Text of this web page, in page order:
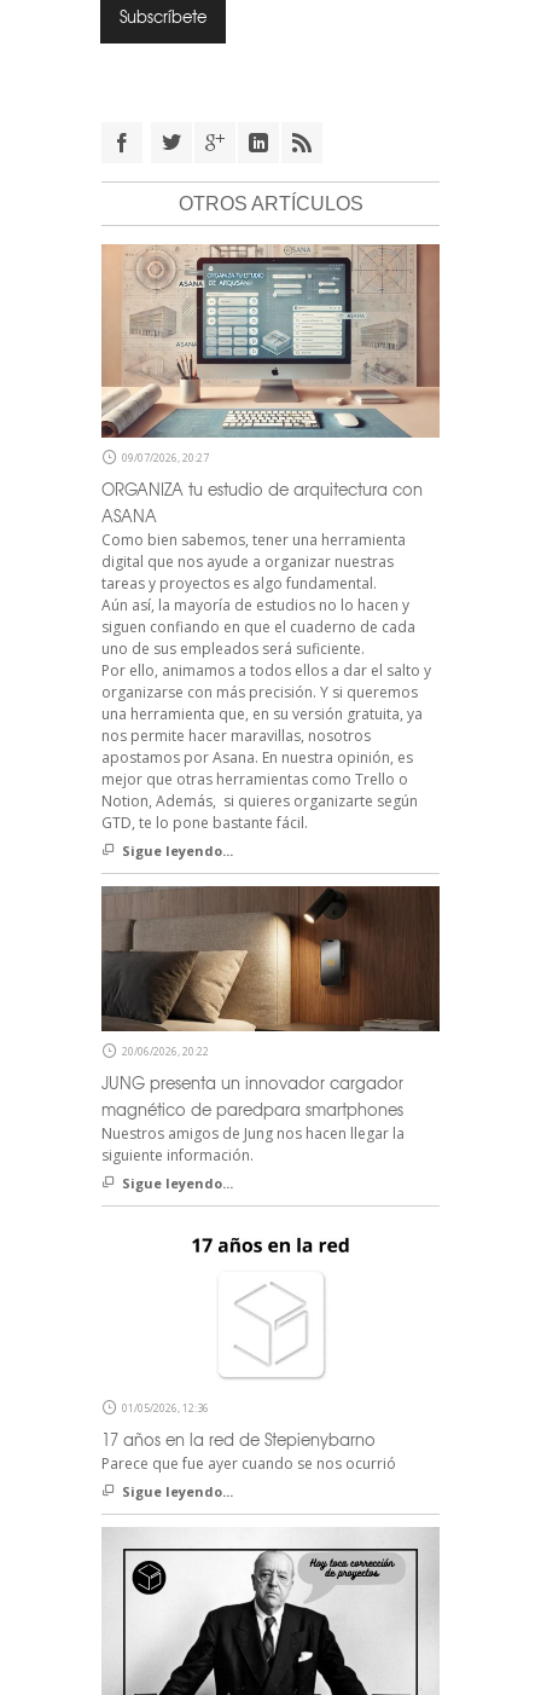
OTROS ARTÍCULOS
09/07/2026, 20:27
ORGANIZA tu estudio de arquitectura con
ASANA
Como bien sabemos, tener una herramienta
digital que nos ayude a organizar nuestras
tareas y proyectos es algo fundamental.
Aún así, la mayoría de estudios no lo hacen y
siguen confiando en que el cuaderno de cada
uno de sus empleados será suficiente.
Por ello, animamos a todos ellos a dar el salto y
organizarse con más precisión. Y si queremos
una herramienta que, en su versión gratuita, ya
nos permite hacer maravillas, nosotros
apostamos por Asana. En nuestra opinión, es
mejor que otras herramientas como Trello o
Notion, Además, si quieres organizarte según
GTD, te lo pone bastante fácil.
Sigue leyendo...
20/06/2026, 20:22
JUNG presenta un innovador cargador
magnético de paredpara smartphones
Nuestros amigos de Jung nos hacen llegar la
siguiente información.
Sigue leyendo...
01/05/2026, 12:36
17 años en la red de Stepienybarno
Parece que fue ayer cuando se nos ocurrió
Sigue leyendo...